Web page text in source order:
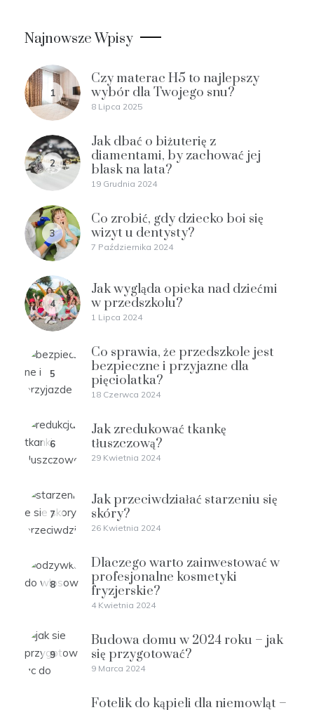
Najnowsze Wpisy
1
Czy materac H5 to najlepszy
wybór dla Twojego snu?
8 Lipca 2025
2
Jak dbać o biżuterię z
diamentami, by zachować jej
blask na lata?
19 Grudnia 2024
3
Co zrobić, gdy dziecko boi się
wizyt u dentysty?
7 Października 2024
4
Jak wygląda opieka nad dziećmi
w przedszkolu?
1 Lipca 2024
5
Co sprawia, że przedszkole jest
bezpieczne i przyjazne dla
pięciolatka?
18 Czerwca 2024
6
Jak zredukować tkankę
tłuszczową?
29 Kwietnia 2024
7
Jak przeciwdziałać starzeniu się
skóry?
26 Kwietnia 2024
8
Dlaczego warto zainwestować w
profesjonalne kosmetyki
fryzjerskie?
4 Kwietnia 2024
9
Budowa domu w 2024 roku – jak
się przygotować?
9 Marca 2024
Fotelik do kąpieli dla niemowląt –